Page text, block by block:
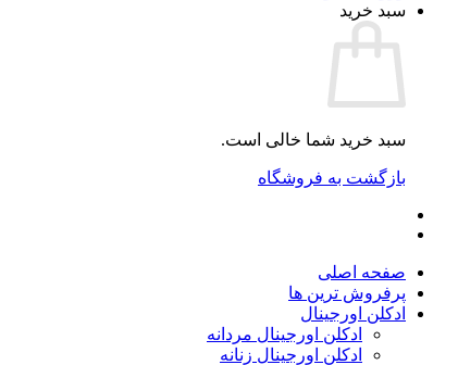
سبد خرید
سبد خرید شما خالی است.
بازگشت به فروشگاه
صفحه اصلی
پرفروش ترین ها
ادکلن اورجینال
ادکلن اورجینال مردانه
ادکلن اورجینال زنانه